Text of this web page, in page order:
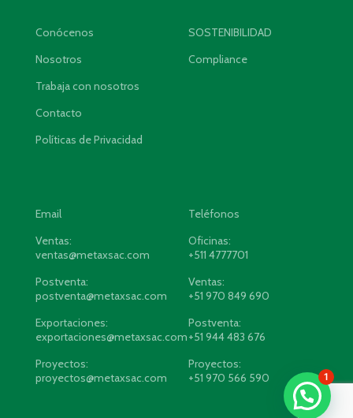
Conócenos
Nosotros
Trabaja con nosotros
Contacto
Políticas de Privacidad
SOSTENIBILIDAD
Compliance
Email
Ventas:
ventas@metaxsac.com
Postventa:
postventa@metaxsac.com
Exportaciones:
exportaciones@metaxsac.com
Proyectos:
proyectos@metaxsac.com
Teléfonos
Oficinas:
+511 4777701
Ventas:
+51 970 849 690
Postventa:
+51 944 483 676
Proyectos:
+51 970 566 590
1